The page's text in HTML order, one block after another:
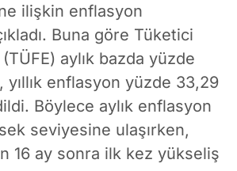
ilişkin enflasyon
Buna göre Tüketici
aylık bazda yüzde
enflasyon yüzde 33,29
Böylece aylık enflasyon
seviyesine ulaşırken,
16 ay sonra ilk kez yükseliş